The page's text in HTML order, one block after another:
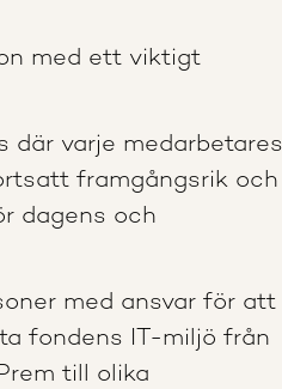
med ett viktigt
där varje medarbetares
framgångsrik och
dagens och
med ansvar för att
fondens IT-miljö från
till olika